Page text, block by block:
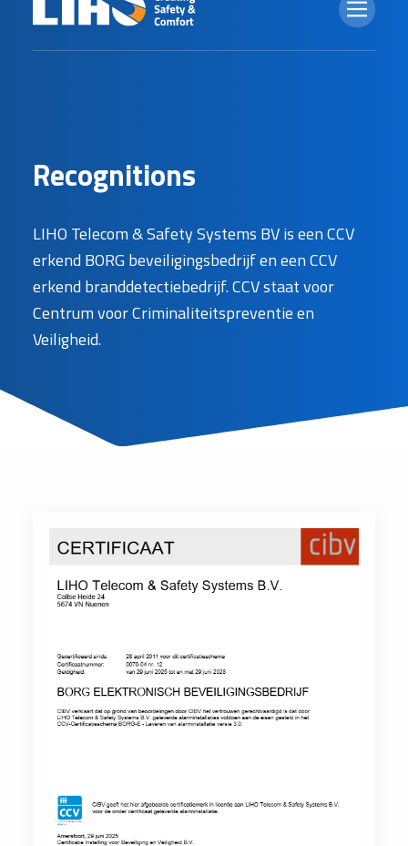
Recognitions
LIHO Telecom & Safety Systems BV is een CCV
erkend BORG beveiligingsbedrijf en een CCV
erkend branddetectiebedrijf. CCV staat voor
Centrum voor Criminaliteitspreventie en
Veiligheid.